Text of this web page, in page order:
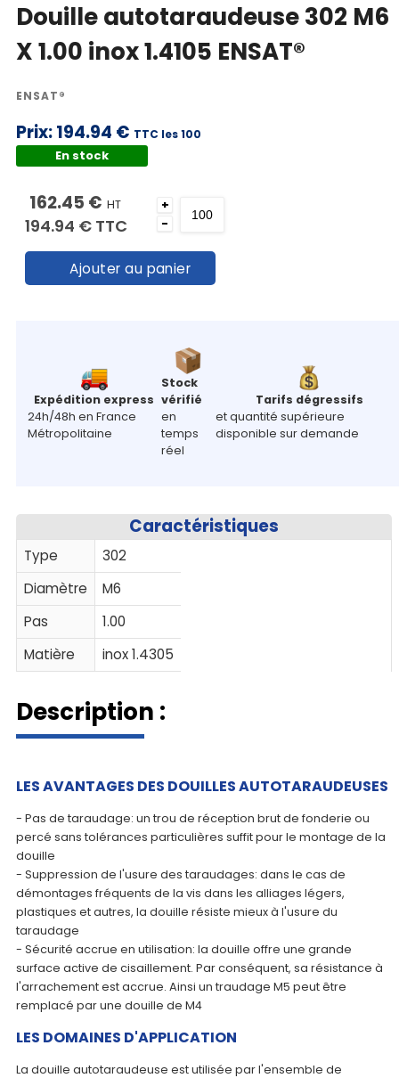
Documentations
Mon
compte
Mon
panier
Contact
Douille autotaraudeuse 302 M6
X 1.00 inox 1.4105 ENSAT®
ENSAT®
Prix:194.94 € TTC les 100
En stock
162.45 € HT
194.94 € TTC
+
-
Ajouter au panier
Expédition express
24h/48h en France
Métropolitaine
Stock
vérifié
en
temps
réel
Tarifs dégressifs
et quantité supérieure
disponible sur demande
Caractéristiques
Type
302
Diamètre
M6
Pas
1.00
Matière
inox 1.4305
Description :
LES AVANTAGES DES DOUILLES AUTOTARAUDEUSES
- Pas de taraudage: un trou de réception brut de fonderie ou
percé sans tolérances particulières suffit pour le montage de la
douille
- Suppression de l'usure des taraudages: dans le cas de
démontages fréquents de la vis dans les alliages légers,
plastiques et autres, la douille résiste mieux à l'usure du
taraudage
- Sécurité accrue en utilisation: la douille offre une grande
surface active de cisaillement. Par conséquent, sa résistance à
l'arrachement est accrue. Ainsi un traudage M5 peut être
remplacé par une douille de M4
LES DOMAINES D'APPLICATION
La douille autotaraudeuse est utilisée par l'ensemble de